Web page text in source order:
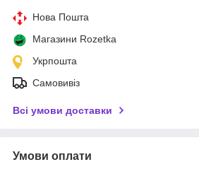
Нова Пошта
Магазини Rozetka
Укрпошта
Самовивіз
Всі умови доставки
Умови оплати